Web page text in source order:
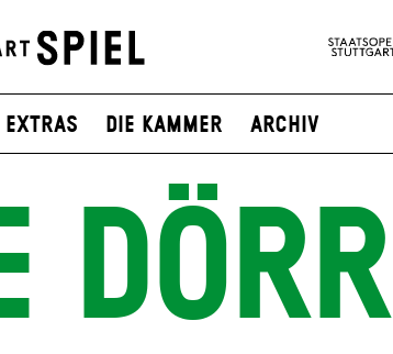
Extras Die Kammer Archiv
DÖRR